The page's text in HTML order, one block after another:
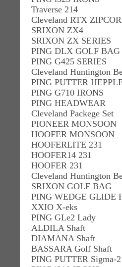
Traverse 214
Cleveland RTX
SRIXON ZX4
SRIXON ZX SERIES
PING DLX GOLF BAG
PING G425 SERIES
Cleveland Huntington
PING PUTTER
PING G710 IRONS
PING HEADWEAR
Cleveland Packege Set
PIONEER MONSOON
HOOFER MONSOON
HOOFERLITE 231
HOOFER14 231
HOOFER 231
Cleveland Huntington
SRIXON GOLF BAG
PING WEDGE GLIDE
XXIO X-eks
PING GLe2 Lady
ALDILA Shaft
DIAMANA Shaft
BASSARA Golf Shaft
PING PUTTER Sigma-2